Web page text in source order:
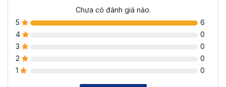
Chưa có đánh giá nào.
5
6
4
0
3
0
2
0
1
0